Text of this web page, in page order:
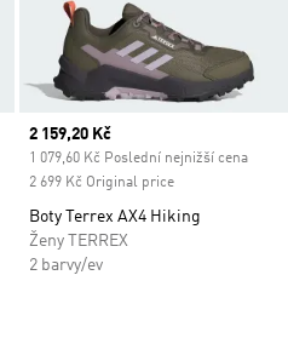
Current price
2 159,20 Kč
1 079,60 Kč Poslední nejnižší cena
2 699 Kč Original price
Boty Terrex AX4 Hiking
Ženy TERREX
2 barvy/ev